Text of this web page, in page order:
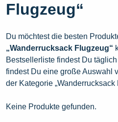
Flugzeug“
Du möchtest die besten
„Wanderrucksack Flugzeug“
Bestsellerliste findest Du
findest Du eine große Auswahl
der Kategorie „Wanderrucksack
Keine Produkte gefunden.